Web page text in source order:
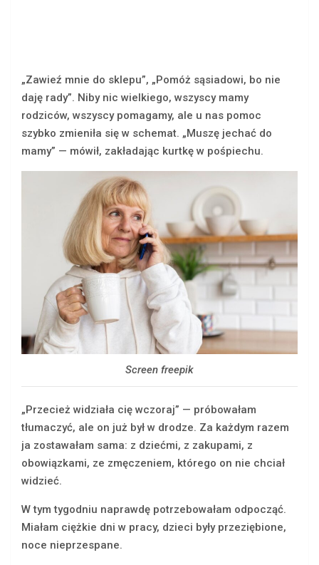
„Zawieź mnie do sklepu”, „Pomóż sąsiadowi, bo nie
daję rady”. Niby nic wielkiego, wszyscy mamy
rodziców, wszyscy pomagamy, ale u nas pomoc
szybko zmieniła się w schemat. „Muszę jechać do
mamy” — mówił, zakładając kurtkę w pośpiechu.
Screen freepik
„Przecież widziała cię wczoraj” — próbowałam
tłumaczyć, ale on już był w drodze. Za każdym razem
ja zostawałam sama: z dziećmi, z zakupami, z
obowiązkami, ze zmęczeniem, którego on nie chciał
widzieć.
W tym tygodniu naprawdę potrzebowałam odpocząć.
Miałam ciężkie dni w pracy, dzieci były przeziębione,
noce nieprzespane.